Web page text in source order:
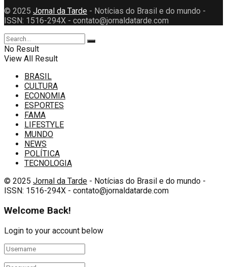
© 2025 Jornal da Tarde - Notícias do Brasil e do mundo -
ISSN: 1516-294X - contato@jornaldatarde.com
No Result
View All Result
BRASIL
CULTURA
ECONOMIA
ESPORTES
FAMA
LIFESTYLE
MUNDO
NEWS
POLÍTICA
TECNOLOGIA
© 2025 Jornal da Tarde - Notícias do Brasil e do mundo -
ISSN: 1516-294X - contato@jornaldatarde.com
Welcome Back!
Login to your account below